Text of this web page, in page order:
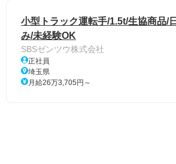
小型トラック運転手/1.5t/生協商品/
み/未経験OK
SBSゼンツウ株式会社
正社員
埼玉県
月給26万3,705円～